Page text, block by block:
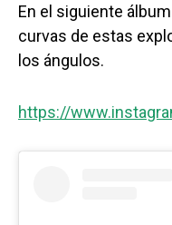
En el siguiente
curvas de estas
los ángulos.
https://